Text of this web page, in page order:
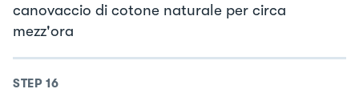
canovaccio di cotone naturale per circa
mezz'ora
STEP 16